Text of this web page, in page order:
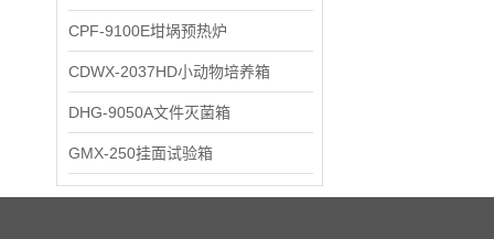
CPF-9100E坩埚预热炉
CDWX-2037HD小动物培养箱
DHG-9050A文件灭菌箱
GMX-250挂面试验箱